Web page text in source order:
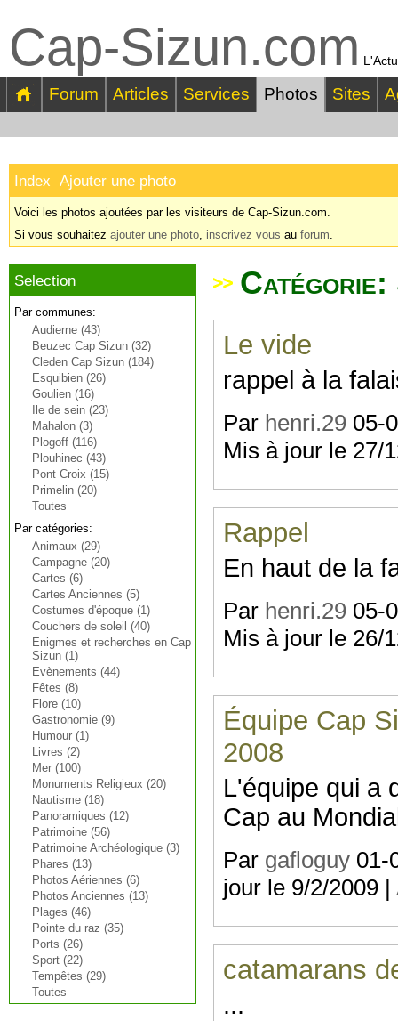
Cap-Sizun.com
Forum Articles Services Photos Sites
Index Ajouter une photo
Voici les photos ajoutées par les visiteurs de Cap-Sizun.com.
Si vous souhaitez ajouter une photo, inscrivez vous au forum.
Selection
Par communes:
Audierne (43)
Beuzec Cap Sizun (32)
Cleden Cap Sizun (184)
Esquibien (26)
Goulien (16)
Ile de sein (23)
Mahalon (3)
Plogoff (116)
Plouhinec (43)
Pont Croix (15)
Primelin (20)
Toutes
Par catégories:
Animaux (29)
Campagne (20)
Cartes (6)
Cartes Anciennes (5)
Costumes d'époque (1)
Couchers de soleil (40)
Enigmes et recherches en Cap
Sizun (1)
Evènements (44)
Fêtes (8)
Flore (10)
Gastronomie (9)
Humour (1)
Livres (2)
Mer (100)
Monuments Religieux (20)
Nautisme (18)
Panoramiques (12)
Patrimoine (56)
Patrimoine Archéologique (3)
Phares (13)
Photos Aériennes (6)
Photos Anciennes (13)
Plages (46)
Pointe du raz (35)
Ports (26)
Sport (22)
Tempêtes (29)
Toutes
Le vide
rappel à la
Par henri.29 05-
Mis à jour le 27/
Rappel
En haut de la
Par henri.29 05-
Mis à jour le 26/
Équipe Cap
2008
L'équipe qui a
Cap au
Par gafloguy 01-
jour le 9/2/2009 |
catamarans
...